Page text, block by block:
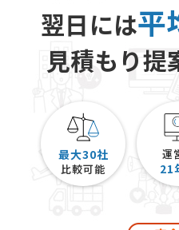
翌日には平
見積もり提
最大30社
比較可能
運
21